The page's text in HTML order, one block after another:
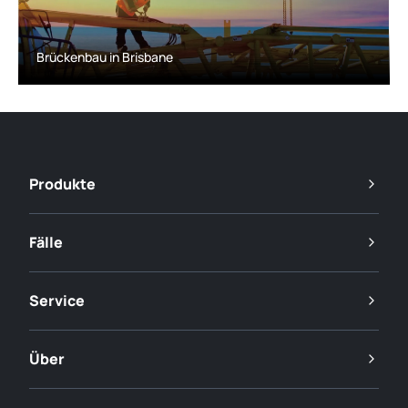
Brückenbau in Brisbane
Produkte
Fälle
Service
Über